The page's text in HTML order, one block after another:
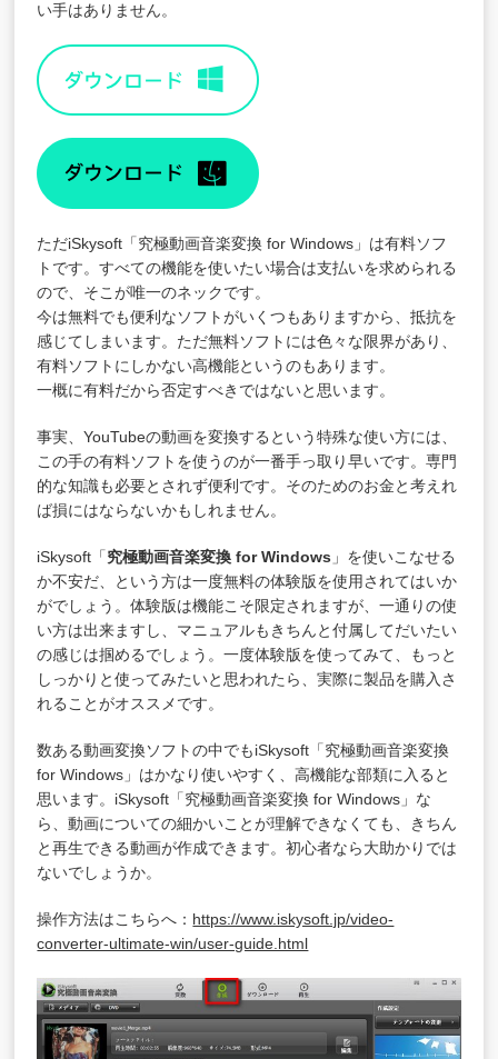
い手はありません。
ただiSkysoft「究極動画音楽変換 for Windows」は有料ソフ
トです。すべての機能を使いたい場合は支払いを求められる
ので、そこが唯一のネックです。
今は無料でも便利なソフトがいくつもありますから、抵抗を
感じてしまいます。ただ無料ソフトには色々な限界があり、
有料ソフトにしかない高機能というのもあります。
一概に有料だから否定すべきではないと思います。
事実、YouTubeの動画を変換するという特殊な使い方には、
この手の有料ソフトを使うのが一番手っ取り早いです。専門
的な知識も必要とされず便利です。そのためのお金と考えれ
ば損にはならないかもしれません。
iSkysoft「究極動画音楽変換 for Windows 」を使いこなせる
か不安だ、という方は一度無料の体験版を使用されてはいか
がでしょう。体験版は機能こそ限定されますが、一通りの使
い方は出来ますし、マニュアルもきちんと付属してだいたい
の感じは掴めるでしょう。一度体験版を使ってみて、もっと
しっかりと使ってみたいと思われたら、実際に製品を購入さ
れることがオススメです。
数ある動画変換ソフトの中でもiSkysoft「究極動画音楽変換
for Windows」はかなり使いやすく、高機能な部類に入ると
思います。iSkysoft「究極動画音楽変換 for Windows」な
ら、動画についての細かいことが理解できなくても、きちん
と再生できる動画が作成できます。初心者なら大助かりでは
ないでしょうか。
操作方法はこちらへ： https://www.iskysoft.jp/video-
converter-ultimate-win/user-guide.html